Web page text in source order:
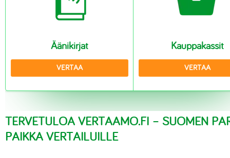
Äänikirjat
VERTAA
Kauppakassit
VERTAA
TERVETULOA VERTAAMO.FI – SUOMEN
PAIKKA VERTAILUILLE